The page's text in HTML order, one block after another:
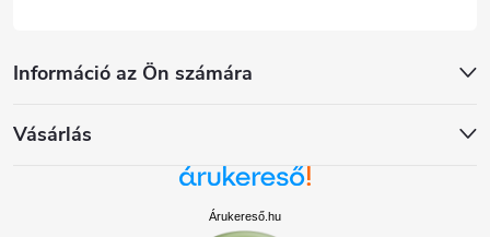
Információ az Ön számára
Vásárlás
Árukereső.hu